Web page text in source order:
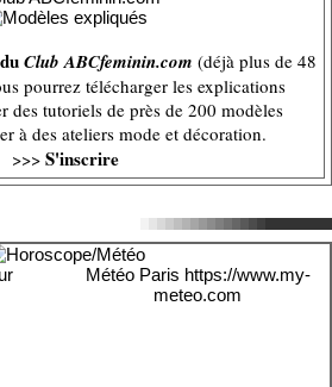
Club ABCfeminin.com (déjà plus de 48
pourrez télécharger les explications
des tutoriels de près de 200 modèles
à des ateliers mode et décoration.
>>> S'inscrire
Météo Paris https://www.my-
meteo.com